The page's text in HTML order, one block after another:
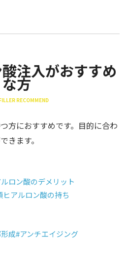
注入がおすすめ
な方
RECOMMEND
方におすすめです。目的に合わ
きます。
ロン酸のデメリット
ヒアルロン酸の持ち
成#アンチエイジング